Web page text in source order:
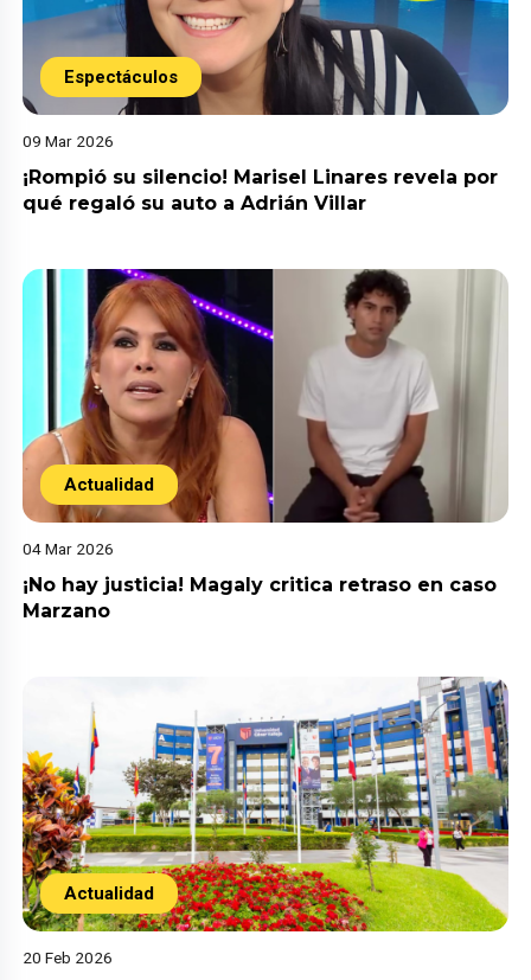
Espectáculos
09 Mar 2026
¡Rompió su silencio! Marisel Linares revela por
qué regaló su auto a Adrián Villar
Actualidad
04 Mar 2026
¡No hay justicia! Magaly critica retraso en caso
Marzano
Actualidad
20 Feb 2026